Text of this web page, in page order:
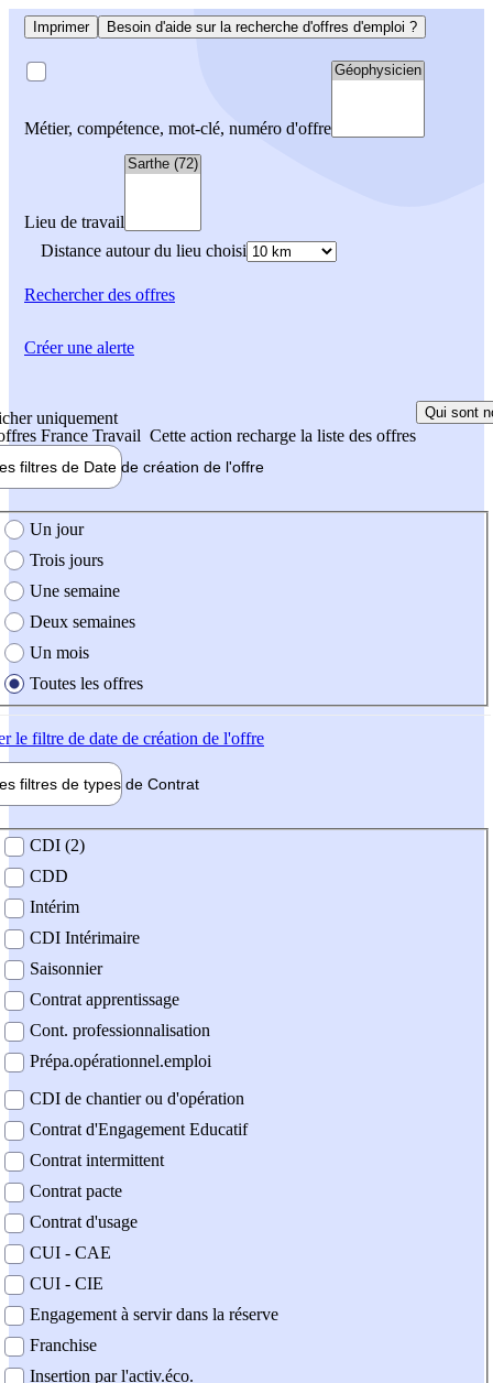
Imprimer Besoin d'aide sur la recherche d'offres d'emploi ?
Métier, compétence, mot-clé, numéro d'offre
Lieu de travail
Distance autour du lieu choisi
Rechercherdes offres
uniquement
France Travail Cette action recharge la liste des offres
Qui sont
filtres de Date de création de l'offre
création de l'offre
Un jour
Trois jours
Une semaine
Deux semaines
Un mois
Toutes les offres
le filtre de date de création de l'offre
filtres de types de Contrat
contrat
CDI (2)
CDD
Intérim
CDI Intérimaire
Saisonnier
Contrat apprentissage
Cont. professionnalisation
Prépa.opérationnel.emploi
CDI de chantier ou d'opération
Contrat d'Engagement Educatif
Contrat intermittent
Contrat pacte
Contrat d'usage
CUI - CAE
CUI - CIE
Engagement à servir dans la réserve
Franchise
Insertion par l'activ.éco.
Créer une alerte